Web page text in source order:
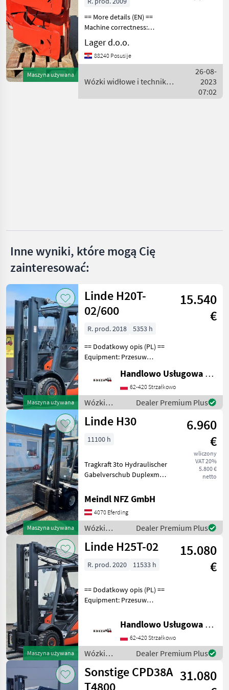
Bolzoni
WYBIERZ
Bolzoni
Kaup
MARKETPLACE
Marketplace
Oferty
dealerów
Ogłoszenia
Maszyna używana
== More details (EN) ==
Machine correctness:
Correct Max. spread 1300
mm min. shrinkage 250 mm
TOOL FOR PAPER ROLLS
magazynowa Ak
Lager d.o.o.
88240 Posusije
Wózki widłowe i technika
26-08-
2023
07:02
Inne wyniki, które mogą Cię
zainteresować:
Maszyna używana
Linde H20T-
02/600
15.540
€
R. prod. 2018
5353 h
== Dodatkowy opis (PL) ==
Equipment: Przesuw
Ogrzewanie, Wolny skok
wideł Additional info: Stan:
Bardzo dobry, Możliwość
UDT Paliwo: Gaz
Handlowo Usługowa Alanex Alan Roszak
62-420 Strzałkowo
Wózki
widłowe i
technika
/ Linde
Dealer Premium Plus
Maszyna używana
Linde H30
6.960
€
wliczony
VAT 20%
5.800 €
netto
11100 h
Tragkraft 3to Hydraulischer
Gabelverschub Duplexmast
Paliwo: Olej napędowy,
Udźwig (kg): 1500 do 3000,
Typ masztu: Dupleks, , :
Wózki widło
Meindl NFZ GmbH
4070 Eferding
Wózki
widłowe i
technika
/ Linde
Dealer Premium Plus
Maszyna używana
Linde H25T-02
15.080
€
R. prod. 2020 11533 h
== Dodatkowy opis (PL) ==
Equipment: Przesuw
skok wideł Additional info:
Stan: Bardzo dobry,
Możliwośc UDT Paliwo: Gaz,
Typ masztu: Tr
Handlowo Usługowa Alanex Alan Roszak
62-420 Strzałkowo
Wózki
widłowe i
technika
magazynowa
Dealer Premium Plus
Sonstige CPD38A
T4800
31.080